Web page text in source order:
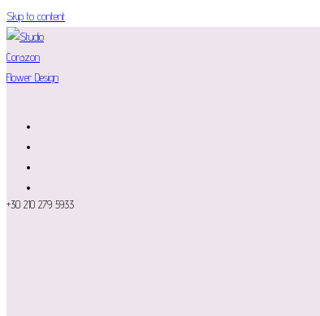
Skip to content
+30 210 279 5933